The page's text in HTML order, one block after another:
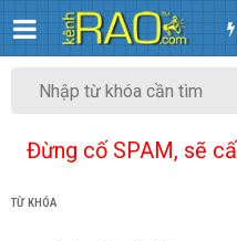
Đừng cố SPAM, sẽ
TỪ KHÓA